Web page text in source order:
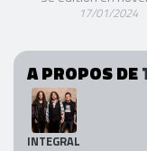
17/01/2024
A PROPOS DE
INTEGRAL